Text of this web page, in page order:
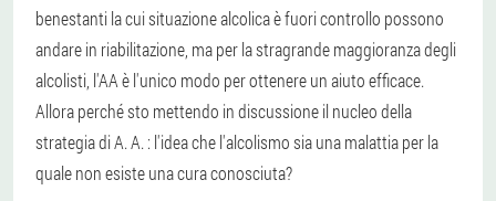
benestanti la cui situazione alcolica è fuori controllo possono
andare in riabilitazione, ma per la stragrande maggioranza degli
alcolisti, l'AA è l'unico modo per ottenere un aiuto efficace.
Allora perché sto mettendo in discussione il nucleo della
strategia di A. A. : l'idea che l'alcolismo sia una malattia per la
quale non esiste una cura conosciuta?